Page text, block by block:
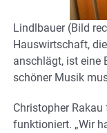
Lindlbauer (Bild
Hauswirtschaft,
anschlägt, ist eine
schöner Musik
Christopher
funktioniert. „Wir